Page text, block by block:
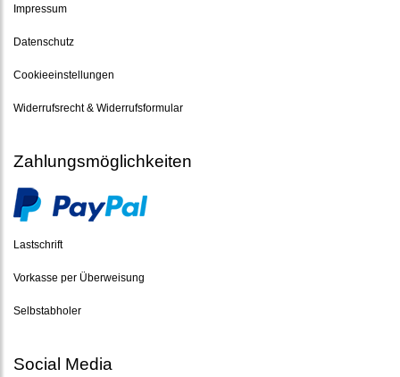
Impressum
Datenschutz
Cookieeinstellungen
Widerrufsrecht & Widerrufsformular
Zahlungsmöglichkeiten
Lastschrift
Vorkasse per Überweisung
Selbstabholer
Social Media